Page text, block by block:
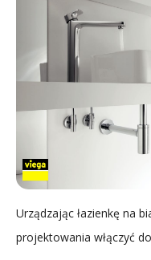
Urządzając łazienkę na
projektowania włączyć